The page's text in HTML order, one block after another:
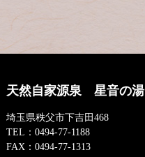
天然自家源泉 星音の湯
埼玉県秩父市下吉田468
TEL： 0494-77-1188
FAX： 0494-77-1313